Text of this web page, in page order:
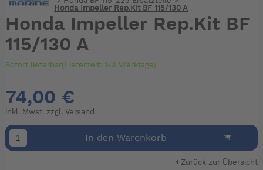
Honda Impeller Rep.Kit BF 115/130 A
Honda Impeller Rep.Kit BF
115/130 A
Sofort lieferbar(Lieferzeit: 1-3 Werktage)
74,00 €
inkl. Mwst. zzgl. Versand
In den Warenkorb
Zurück zur Übersicht